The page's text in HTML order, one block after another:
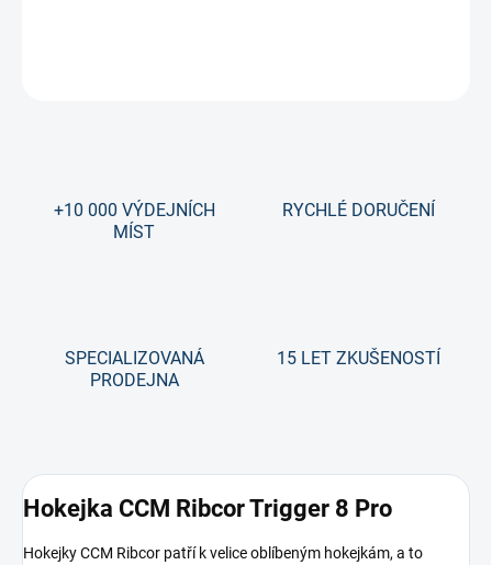
+10 000 VÝDEJNÍCH
MÍST
RYCHLÉ DORUČENÍ
SPECIALIZOVANÁ
PRODEJNA
15 LET ZKUŠENOSTÍ
Hokejka CCM Ribcor Trigger 8 Pro
Hokejky CCM Ribcor patří k velice oblíbeným hokejkám, a to